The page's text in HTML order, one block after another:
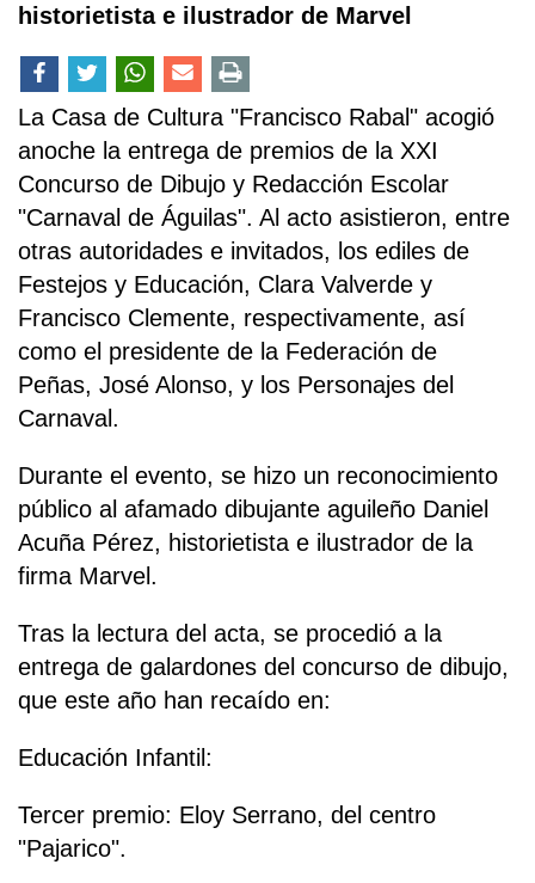
historietista e ilustrador de Marvel
La Casa de Cultura "Francisco Rabal" acogió
anoche la entrega de premios de la XXI
Concurso de Dibujo y Redacción Escolar
"Carnaval de Águilas". Al acto asistieron, entre
otras autoridades e invitados, los ediles de
Festejos y Educación, Clara Valverde y
Francisco Clemente, respectivamente, así
como el presidente de la Federación de
Peñas, José Alonso, y los Personajes del
Carnaval.
Durante el evento, se hizo un reconocimiento
público al afamado dibujante aguileño Daniel
Acuña Pérez, historietista e ilustrador de la
firma Marvel.
Tras la lectura del acta, se procedió a la
entrega de galardones del concurso de dibujo,
que este año han recaído en:
Educación Infantil:
Tercer premio: Eloy Serrano, del centro
"Pajarico".